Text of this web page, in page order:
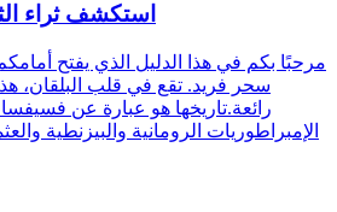
استكشف ثراء
مرحبًا بكم في هذا الدليل الذي يفتح
سحر فريد. تقع في قلب البلقان،
رائعة.تاريخها هو عبارة عن
الإمبراطوريات الرومانية والبيزنطية